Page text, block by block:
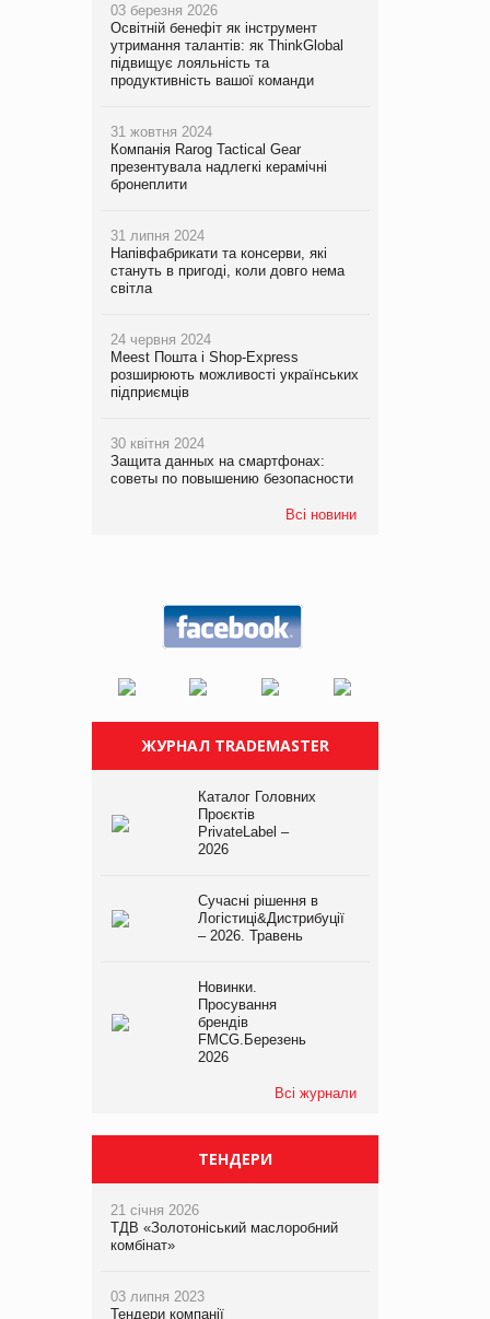
03 березня 2026
Освітній бенефіт як інструмент
утримання талантів: як ThinkGlobal
підвищує лояльність та
продуктивність вашої команди
31 жовтня 2024
Компанія Rarog Tactical Gear
презентувала надлегкі керамічні
бронеплити
31 липня 2024
Напівфабрикати та консерви, які
стануть в пригоді, коли довго нема
світла
24 червня 2024
Meest Пошта і Shop-Express
розширюють можливості українських
підприємців
30 квітня 2024
Защита данных на смартфонах:
советы по повышению безопасности
Всі новини
ЖУРНАЛ TRADEMASTER
Каталог Головних
Проєктів
PrivateLabel –
2026
Сучасні рішення в
Логістиці&Дистрибуції
– 2026. Травень
Новинки.
Просування
брендів
FMCG.Березень
2026
Всі журнали
ТЕНДЕРИ
21 січня 2026
ТДВ «Золотоніський маслоробний
комбінат»
03 липня 2023
Тендери компанії